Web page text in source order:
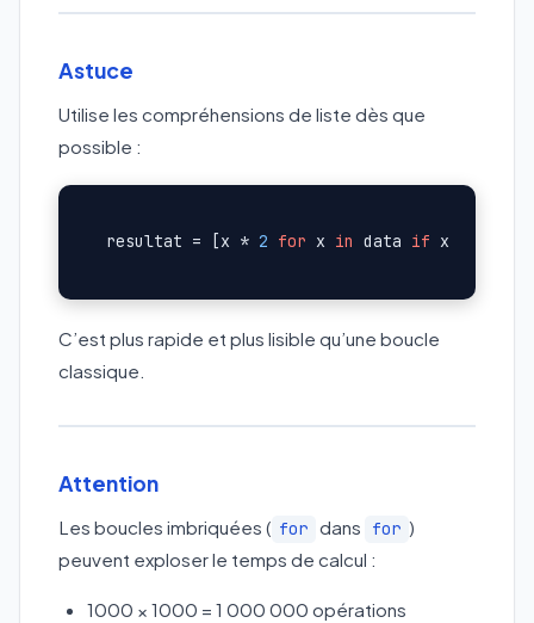
Astuce
Utilise les compréhensions de liste dès que
possible :
resultat = [x * 2 for x in data if x >
C’est plus rapide et plus lisible qu’une boucle
classique.
Attention
Les boucles imbriquées ( for dans for )
peuvent exploser le temps de calcul :
1000 × 1000 = 1 000 000 opérations